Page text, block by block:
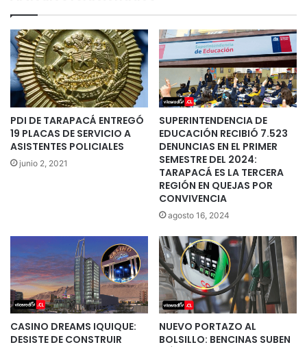
PDI DE TARAPACÁ ENTREGÓ
19 PLACAS DE SERVICIO A
ASISTENTES POLICIALES
junio 2, 2021
SUPERINTENDENCIA DE
EDUCACIÓN RECIBIÓ 7.523
DENUNCIAS EN EL PRIMER
SEMESTRE DEL 2024:
TARAPACÁ ES LA TERCERA
REGIÓN EN QUEJAS POR
CONVIVENCIA
agosto 16, 2024
CASINO DREAMS IQUIQUE:
DESISTE DE CONSTRUIR
NUEVO PORTAZO AL
BOLSILLO: BENCINAS SUBEN